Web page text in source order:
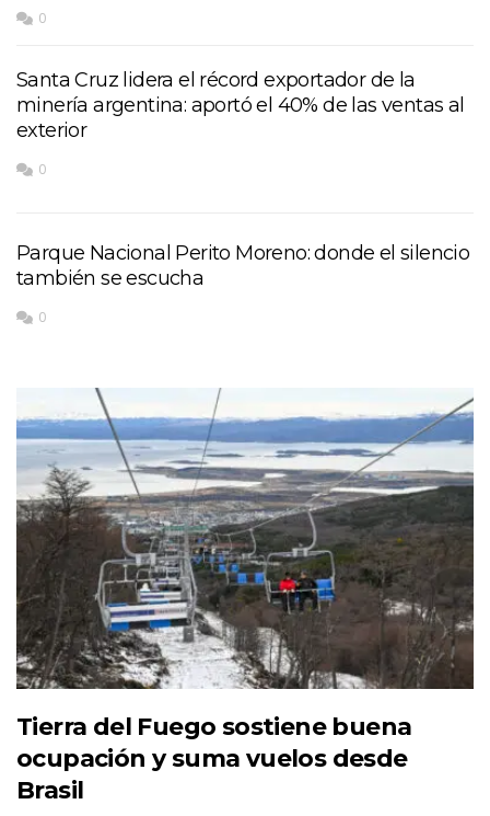
0
Santa Cruz lidera el récord exportador de la
minería argentina: aportó el 40% de las ventas al
exterior
0
Parque Nacional Perito Moreno: donde el silencio
también se escucha
0
Tierra del Fuego sostiene buena
ocupación y suma vuelos desde
Brasil